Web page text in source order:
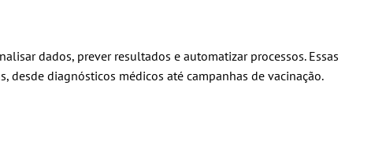
dados, prever resultados e automatizar processos. Essas
desde diagnósticos médicos até campanhas de vacinação.